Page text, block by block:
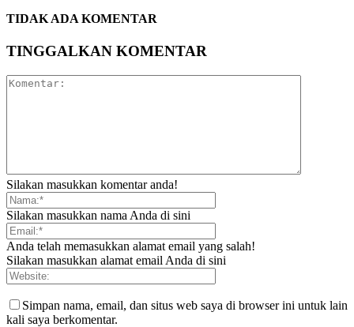
TIDAK ADA KOMENTAR
TINGGALKAN KOMENTAR
Silakan masukkan komentar anda!
Silakan masukkan nama Anda di sini
Anda telah memasukkan alamat email yang salah!
Silakan masukkan alamat email Anda di sini
Simpan nama, email, dan situs web saya di browser ini untuk lain
kali saya berkomentar.